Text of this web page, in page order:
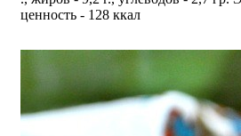
ценность - 128 ккал